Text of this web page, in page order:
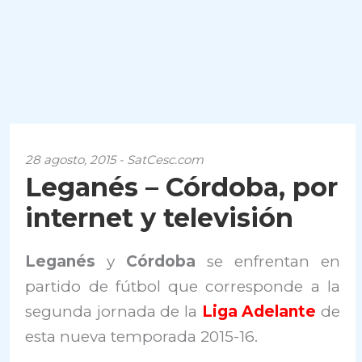
28 agosto, 2015 - SatCesc.com
Leganés – Córdoba, por
internet y televisión
Leganésy Córdoba se enfrentan en
partido de fútbol que corresponde a la
segunda jornada de la Liga Adelante de
esta nueva temporada 2015-16.